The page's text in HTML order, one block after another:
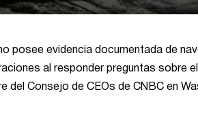
posee evidencia documentada de
al responder preguntas sobre
del Consejo de CEOs de CNBC en